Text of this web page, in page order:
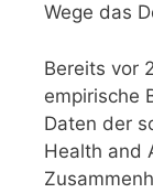
Wege das
Bereits vor
empirische
Daten der
Health and